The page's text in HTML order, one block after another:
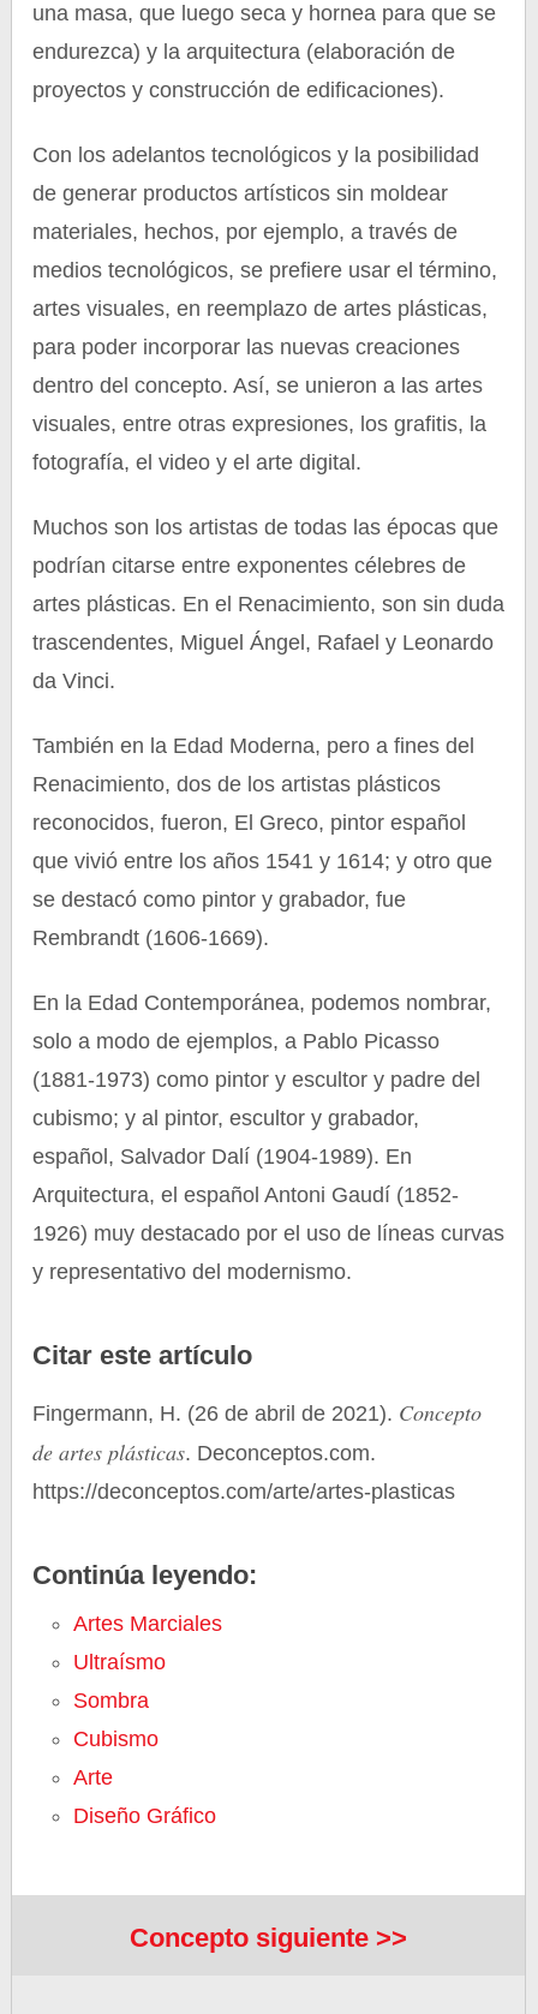
una masa, que luego seca y hornea para que se
endurezca) y la arquitectura (elaboración de
proyectos y construcción de edificaciones).
Con los adelantos tecnológicos y la posibilidad
de generar productos artísticos sin moldear
materiales, hechos, por ejemplo, a través de
medios tecnológicos, se prefiere usar el término,
artes visuales, en reemplazo de artes plásticas,
para poder incorporar las nuevas creaciones
dentro del concepto. Así, se unieron a las artes
visuales, entre otras expresiones, los grafitis, la
fotografía, el video y el arte digital.
Muchos son los artistas de todas las épocas que
podrían citarse entre exponentes célebres de
artes plásticas. En el Renacimiento, son sin duda
trascendentes, Miguel Ángel, Rafael y Leonardo
da Vinci.
También en la Edad Moderna, pero a fines del
Renacimiento, dos de los artistas plásticos
reconocidos, fueron, El Greco, pintor español
que vivió entre los años 1541 y 1614; y otro que
se destacó como pintor y grabador, fue
Rembrandt (1606-1669).
En la Edad Contemporánea, podemos nombrar,
solo a modo de ejemplos, a Pablo Picasso
(1881-1973) como pintor y escultor y padre del
cubismo; y al pintor, escultor y grabador,
español, Salvador Dalí (1904-1989). En
Arquitectura, el español Antoni Gaudí (1852-
1926) muy destacado por el uso de líneas curvas
y representativo del modernismo.
Citar este artículo
Fingermann, H. (26 de abril de 2021). Concepto
de artes plásticas. Deconceptos.com.
https://deconceptos.com/arte/artes-plasticas
Continúa leyendo:
Artes Marciales
Ultraísmo
Sombra
Cubismo
Arte
Diseño Gráfico
Concepto siguiente >>